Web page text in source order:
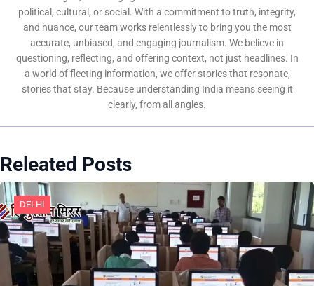
political, cultural, or social. With a commitment to truth, integrity,
and nuance, our team works relentlessly to bring you the most
accurate, unbiased, and engaging journalism. We believe in
questioning, reflecting, and offering context, not just headlines. In
a world of fleeting information, we offer stories that resonate,
stories that stay. Because understanding India means seeing it
clearly, from all angles.
Releated Posts
DELHI